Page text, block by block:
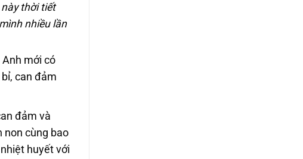
thời tiết
nhiều lần
mới có
can đảm
đảm và
non cùng bao
huyết với